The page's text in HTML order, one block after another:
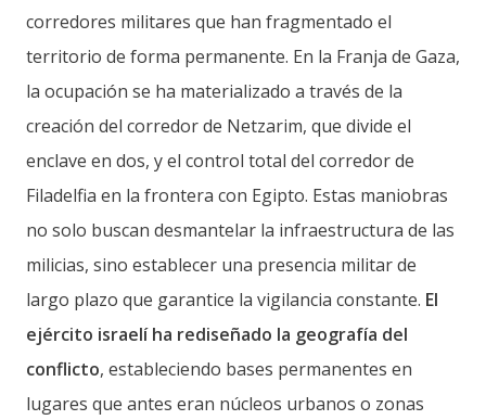
corredores militares que han fragmentado el
territorio de forma permanente. En la Franja de Gaza,
la ocupación se ha materializado a través de la
creación del corredor de Netzarim, que divide el
enclave en dos, y el control total del corredor de
Filadelfia en la frontera con Egipto. Estas maniobras
no solo buscan desmantelar la infraestructura de las
milicias, sino establecer una presencia militar de
largo plazo que garantice la vigilancia constante. El
ejército israelí ha rediseñado la geografía del
conflicto, estableciendo bases permanentes en
lugares que antes eran núcleos urbanos o zonas